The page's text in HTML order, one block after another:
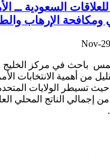
للعلاقات السعودية ــ
ومكافحة الإرهاب
باحث في مركز الخليج
من أهمية الانتخابات
حيث تسيطر الولايات
من إجمالي الناتج المحلي